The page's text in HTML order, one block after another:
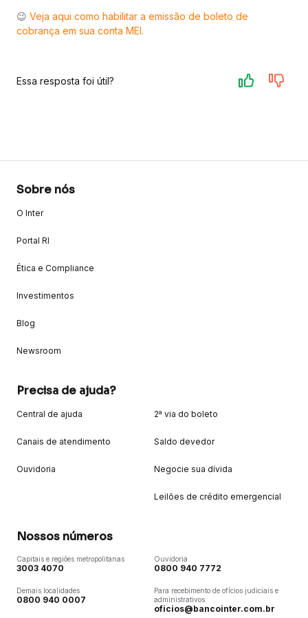
😉 Veja aqui como habilitar a emissão de boleto de
cobrança em sua conta MEI.
Essa resposta foi útil?
Sobre nós
O Inter
Portal RI
Ética e Compliance
Investimentos
Blog
Newsroom
Precisa de ajuda?
Central de ajuda
Canais de atendimento
Ouvidoria
2ª via do boleto
Saldo devedor
Negocie sua dívida
Leilões de crédito emergencial
Nossos números
Capitais e regiões metropolitanas
3003 4070
Demais localidades
0800 940 0007
Ouvidoria
0800 940 7772
Para recebimento de ofícios judiciais e
administrativos
oficios@bancointer.com.br